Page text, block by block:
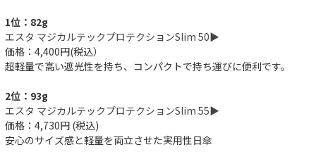
1位：82g
エスタ マジカルテックプロテクションSlim 50▶︎
価格：4,400円(税込）
超軽量で高い遮光性を持ち、コンパクトで持ち運びに便利です。
2位：93g
エスタ マジカルテックプロテクションSlim 55▶︎
価格：4,730円 (税込)
安心のサイズ感と軽量を両立させた実用性日傘